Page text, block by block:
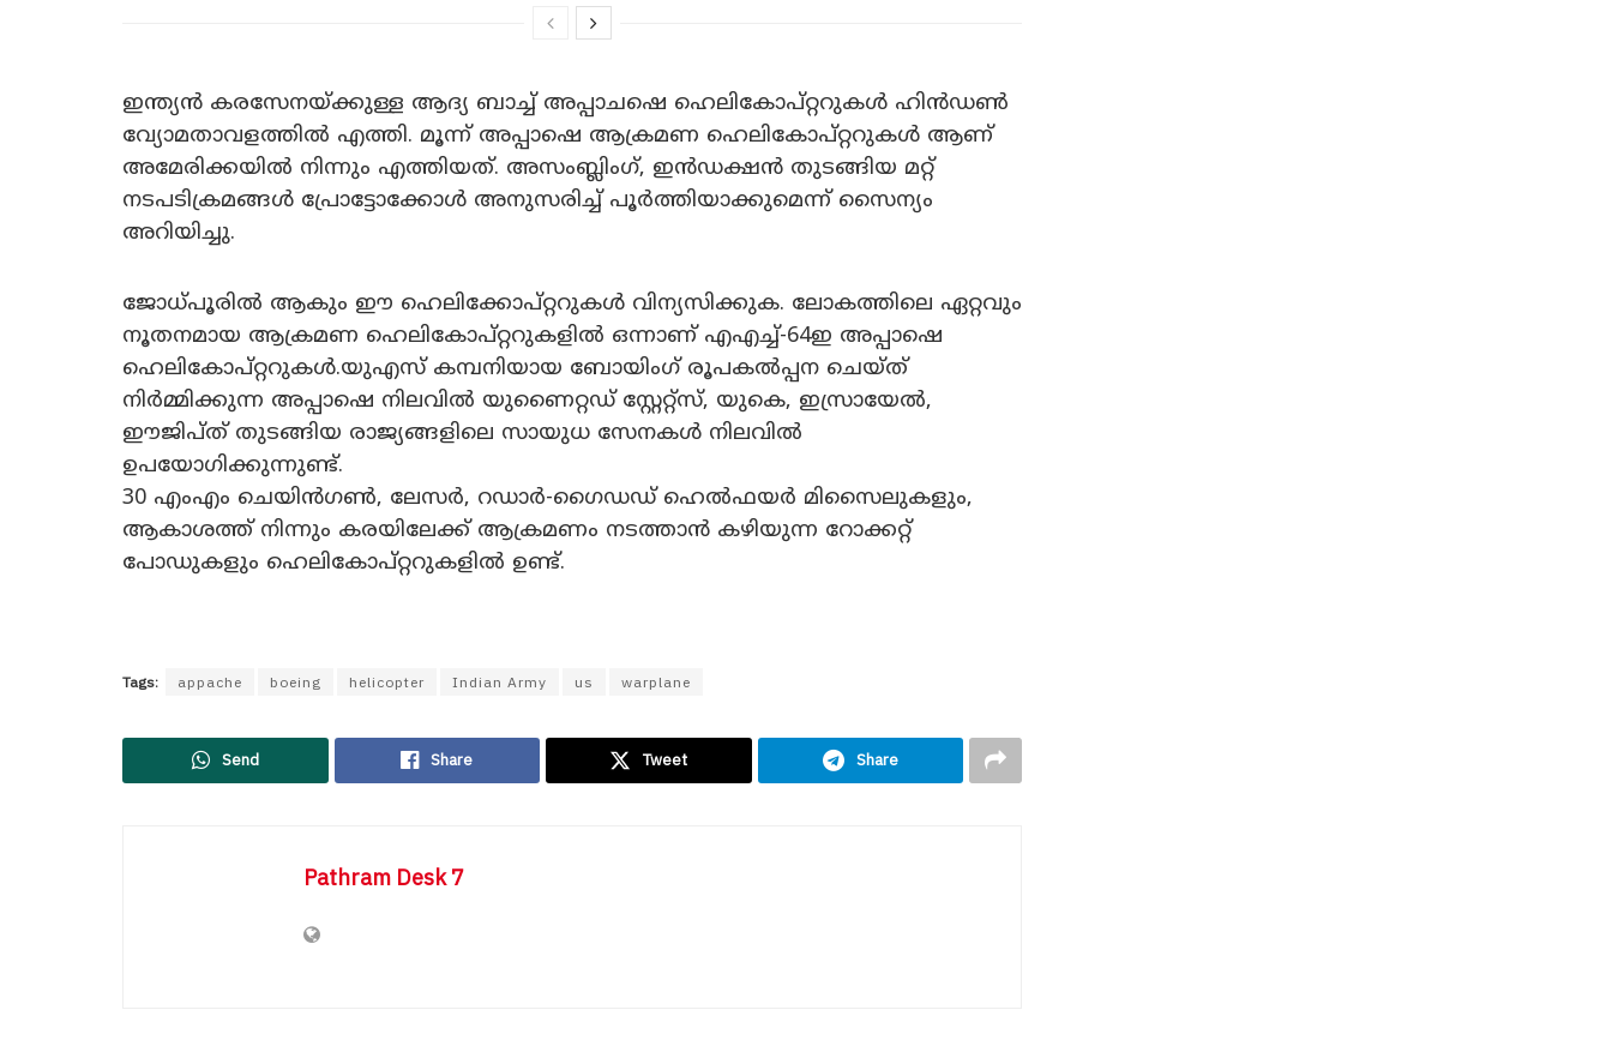
ഇന്ത്യൻ കരസേനയ്ക്കുള്ള ആദ്യ ബാച്ച് അപ്പാചഷെ ഹെലികോപ്റ്ററുകൾ ഹിൻഡൺ
വ്യോമതാവളത്തിൽ എത്തി. മൂന്ന് അപ്പാഷെ ആക്രമണ ഹെലികോപ്റ്ററുകൾ ആണ്
അമേരിക്കയിൽ നിന്നും എത്തിയത്. അസംബ്ലിംഗ്, ഇൻഡക്ഷൻ തുടങ്ങിയ മറ്റ്
നടപടിക്രമങ്ങൾ പ്രോട്ടോക്കോൾ അനുസരിച്ച് പൂർത്തിയാക്കുമെന്ന് സൈന്യം
അറിയിച്ചു.
ജോധ്പൂരിൽ ആകും ഈ ഹെലിക്കോപ്റ്ററുകൾ വിന്യസിക്കുക. ലോകത്തിലെ ഏറ്റവും
നൂതനമായ ആക്രമണ ഹെലികോപ്റ്ററുകളിൽ ഒന്നാണ് എഎച്ച്-64ഇ അപ്പാഷെ
ഹെലികോപ്റ്ററുകൾ.യുഎസ് കമ്പനിയായ ബോയിംഗ് രൂപകൽപ്പന ചെയ്ത്
നിർമ്മിക്കുന്ന അപ്പാഷെ നിലവിൽ യുണൈറ്റഡ് സ്റ്റേറ്റ്സ്, യുകെ, ഇസ്രായേൽ,
ഈജിപ്ത് തുടങ്ങിയ രാജ്യങ്ങളിലെ സായുധ സേനകൾ നിലവിൽ
ഉപയോഗിക്കുന്നുണ്ട്.
30 എംഎം ചെയിൻഗൺ, ലേസർ, റഡാർ-ഗൈഡഡ് ഹെൽഫയർ മിസൈലുകളും,
ആകാശത്ത് നിന്നും കരയിലേക്ക് ആക്രമണം നടത്താൻ കഴിയുന്ന റോക്കറ്റ്
പോഡുകളും ഹെലികോപ്റ്ററുകളിൽ ഉണ്ട്.
Tags: appache boeing helicopter Indian Army us warplane
Send Share Tweet Share
Pathram Desk 7